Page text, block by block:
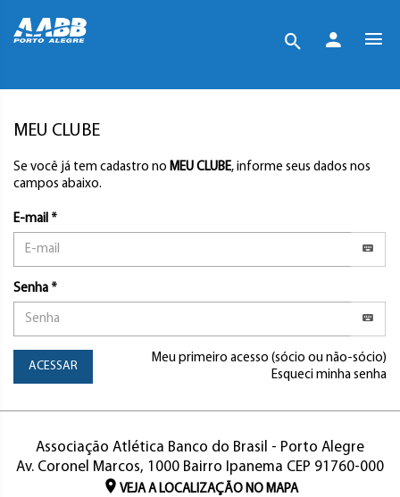
MEU CLUBE
Se você já tem cadastro no MEU CLUBE, informe seus dados nos
campos abaixo.
E-mail *
Senha *
ACESSAR
Meu primeiro acesso (sócio ou não-sócio)
Esqueci minha senha
Associação Atlética Banco do Brasil - Porto Alegre
Av. Coronel Marcos, 1000 Bairro Ipanema CEP 91760-000
VEJA A LOCALIZAÇÃO NO MAPA